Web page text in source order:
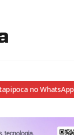
no WhatsApp